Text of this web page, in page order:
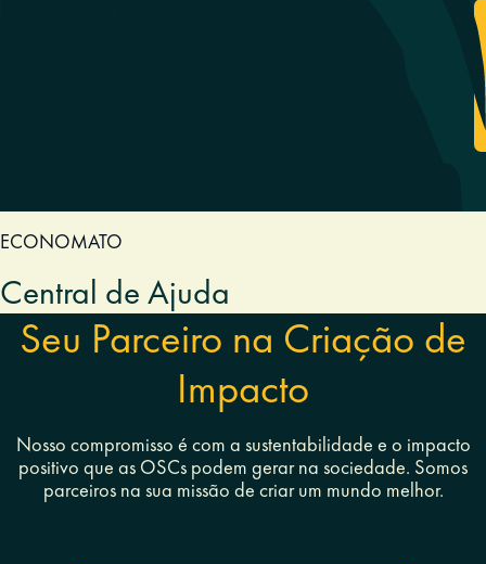
ECONOMATO
Central de Ajuda
Seu Parceiro na Criação de
Impacto
Nosso compromisso é com a sustentabilidade e o impacto
positivo que as OSCs podem gerar na sociedade. Somos
parceiros na sua missão de criar um mundo melhor.